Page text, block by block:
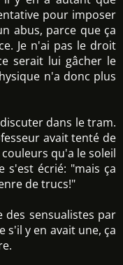
pour imposer
abus, parce que ça
Je n'ai pas le droit
serait lui gâcher le
n'a donc plus
dans le tram.
avait tenté de
qu'a le soleil
s'est écrié: "mais ça
de trucs!"
sensualistes par
s'il y en avait une, ça